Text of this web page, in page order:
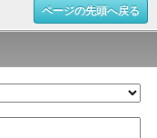
ページの先頭へ戻る